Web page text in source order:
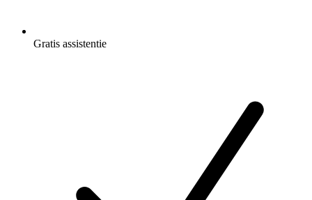
Gratis assistentie